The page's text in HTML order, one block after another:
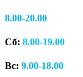
8.00-20.00
Сб: 8.00-19.00
Вс: 9.00-18.00